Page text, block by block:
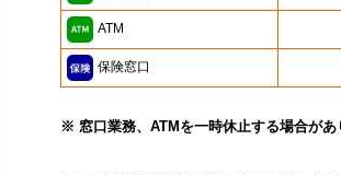
ATM
保険窓口
※ 窓口業務、ATMを一時休止する場合があ